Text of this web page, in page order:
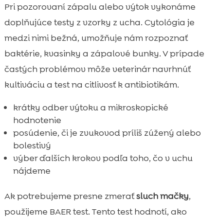
Pri pozorovaní zápalu alebo výtok vykonáme
doplňujúce testy z vzorky z ucha. Cytológia je
medzi nimi bežná, umožňuje nám rozpoznať
baktérie, kvasinky a zápalové bunky. V prípade
častých problémov môže veterinár navrhnúť
kultiváciu a test na citlivosť k antibiotikám.
krátky odber výtoku a mikroskopické
hodnotenie
posúdenie, či je zvukovod príliš zúžený alebo
bolestivý
výber ďalších krokov podľa toho, čo v uchu
nájdeme
Ak potrebujeme presne zmeraťsluch mačky,
použijeme BAER test. Tento test hodnotí, ako